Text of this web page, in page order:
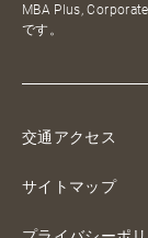
MBA Plus,
です。
交通アクセス
サイトマップ